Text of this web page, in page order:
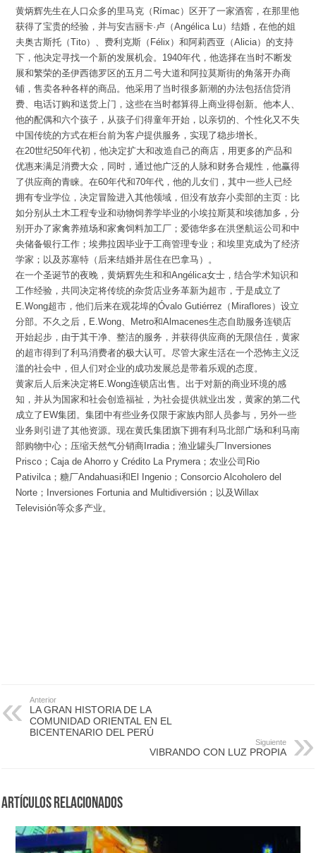
黄炳辉先生在人口众多的里马克（Rímac）区开了一家酒窖，在那里他
获得了宝贵的经验，并与安吉丽卡·卢（Angélica Lu）结婚，在他的姐
夫奥古斯托（Tito）、费利克斯（Félix）和阿莉西亚（Alicia）的支持
下，他决定寻找一个新的发展机会。1940年代，他选择在当时不断发
展和繁荣的圣伊西德罗区的五月二号大道和阿拉莫斯街的角落开办商
铺，售卖各种各样的商品。他采用了当时很多新潮的办法包括信贷消
费、电话订购和送货上门，这些在当时都算得上商业得创新。他本人、
他的配偶和六个孩子，从孩子们得童年开始，以亲切的、个性化又不失
中国传统的方式在柜台前为客户提供服务，实现了稳步增长。
在20世纪50年代初，他决定扩大和改造自己的商店，用更多的产品和
优惠来满足消费大众，同时，通过他广泛的人脉和财务合规性，他赢得
了供应商的青睐。在60年代和70年代，他的儿女们，其中一些人已经
拥有专业学位，决定冒险进入其他领域，但没有放弃小卖部的主页：比
如分别从土木工程专业和动物饲养学毕业的小埃拉斯莫和埃德加多，分
别开办了家禽养殖场和家禽饲料加工厂；爱德华多在洪堡航运公司和中
央储备银行工作；埃弗拉因毕业于工商管理专业；和埃里克成为了经济
学家；以及苏塞特（后来结婚并居住在巴拿马）。
在一个圣诞节的夜晚，黄炳辉先生和和Angélica女士，结合学术知识和
工作经验，共同决定将传统的杂货店业务革新为超市，于是成立了
E.Wong超市，他们后来在观花埠的Óvalo Gutiérrez（Miraflores）设立
分部。不久之后，E.Wong、Metro和Almacenes生态自助服务连锁店
开始起步，由于其干净、整洁的服务，并获得供应商的无限信任，黄家
的超市得到了利马消费者的极大认可。尽管大家生活在一个恐怖主义泛
滥的社会中，但人们对企业的成功发展总是带着乐观的态度。
黄家后人后来决定将E.Wong连锁店出售。出于对新的商业环境的感
知，并从为国家和社会创造福祉，为社会提供就业出发，黄家的第二代
成立了EW集团。集团中有些业务仅限于家族内部人员参与，另外一些
业务则引进了其他资源。现在黄氏集团旗下拥有利马北部广场和利马南
部购物中心；压缩天然气分销商Irradia；渔业罐头厂Inversiones
Prisco；Caja de Ahorro y Crédito La Prymera；农业公司Rio
Pativilca；糖厂Andahuasi和El Ingenio；Consorcio Alcoholero del
Norte；Inversiones Fortunia and Multidiversión；以及Willax
Televisión等众多产业。
Anterior
LA GRAN HISTORIA DE LA
COMUNIDAD ORIENTAL EN EL
BICENTENARIO DEL PERÚ
Siguiente
VIBRANDO CON LUZ PROPIA
Artículos Relacionados